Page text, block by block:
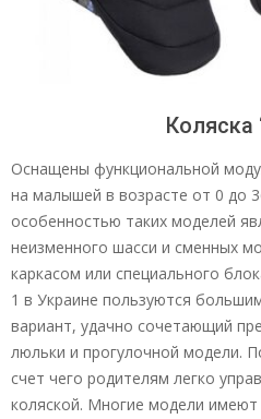
Коляска
Оснащены функциональной
на малышей в возрасте от 0 до
особенностью таких моделей
неизменного шасси и сменных
каркасом или специального
1 в Украине пользуются
вариант, удачно сочетающий
люльки и прогулочной модели.
счет чего родителям легко
коляской. Многие модели